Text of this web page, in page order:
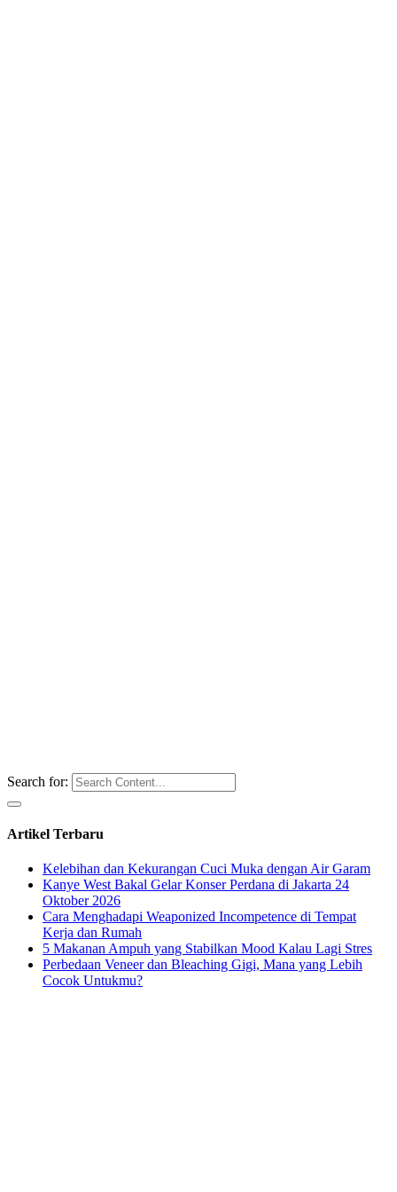
Search for:
Artikel Terbaru
Kelebihan dan Kekurangan Cuci Muka dengan Air Garam
Kanye West Bakal Gelar Konser Perdana di Jakarta 24
Oktober 2026
Cara Menghadapi Weaponized Incompetence di Tempat
Kerja dan Rumah
5 Makanan Ampuh yang Stabilkan Mood Kalau Lagi Stres
Perbedaan Veneer dan Bleaching Gigi, Mana yang Lebih
Cocok Untukmu?